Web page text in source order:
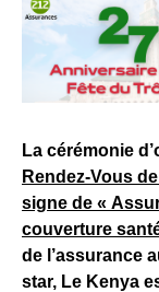
La cérémonie
Rendez-Vous
signe de «
couverture
de l’assurance
star, Le Kenya